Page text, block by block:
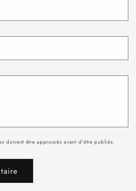
doivent être approuvés avant d'être publiés.